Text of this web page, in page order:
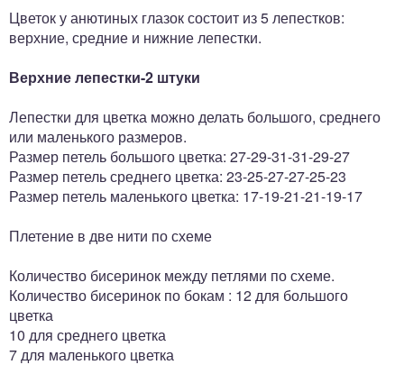
Цветок у анютиных глазок состоит из 5 лепестков:
верхние, средние и нижние лепестки.
Верхние лепестки-2 штуки
Лепестки для цветка можно делать большого, среднего
или маленького размеров.
Размер петель большого цветка: 27-29-31-31-29-27
Размер петель среднего цветка: 23-25-27-27-25-23
Размер петель маленького цветка: 17-19-21-21-19-17
Плетение в две нити по схеме
Количество бисеринок между петлями по схеме.
Количество бисеринок по бокам : 12 для большого
цветка
10 для среднего цветка
7 для маленького цветка